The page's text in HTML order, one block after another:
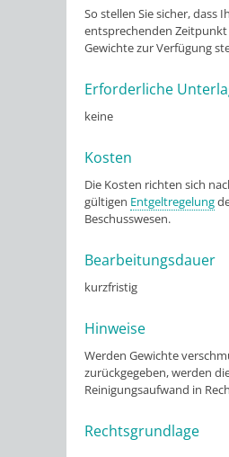
So stellen Sie sicher, dass
entsprechenden
Gewichte zur Verfügung
Erforderliche
keine
Kosten
Die Kosten richten sich
gültigen Entgeltregelung
Beschusswesen.
Bearbeitungsdauer
kurzfristig
Hinweise
Werden Gewichte
zurückgegeben, werden
Reinigungsaufwand in
Rechtsgrundlage